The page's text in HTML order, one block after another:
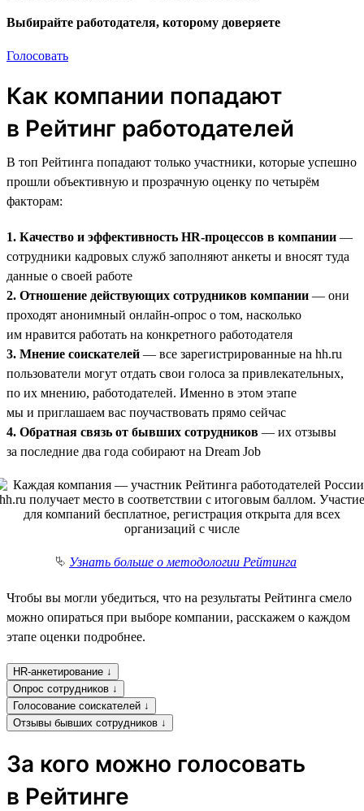
Выбирайте работодателя, которому доверяете
Голосовать
Как компании попадают
в Рейтинг работодателей
В топ Рейтинга попадают только участники, которые успешно
прошли объективную и прозрачную оценку по четырём
факторам:
1. Качество и эффективность HR-процессов в компании —
сотрудники кадровых служб заполняют анкеты и вносят туда
данные о своей работе
2. Отношение действующих сотрудников компании — они
проходят анонимный онлайн-опрос о том, насколько
им нравится работать на конкретного работодателя
3. Мнение соискателей — все зарегистрированные на hh.ru
пользователи могут отдать свои голоса за привлекательных,
по их мнению, работодателей. Именно в этом этапе
мы и приглашаем вас поучаствовать прямо сейчас
4. Обратная связь от бывших сотрудников — их отзывы
за последние два года собирают на Dream Job
⮱ Узнать больше о методологии Рейтинга
Чтобы вы могли убедиться, что на результаты Рейтинга смело
можно опираться при выборе компании, расскажем о каждом
этапе оценки подробнее.
HR-анкетирование ↓
Опрос сотрудников ↓
Голосование соискателей ↓
Отзывы бывших сотрудников ↓
За кого можно голосовать
в Рейтинге